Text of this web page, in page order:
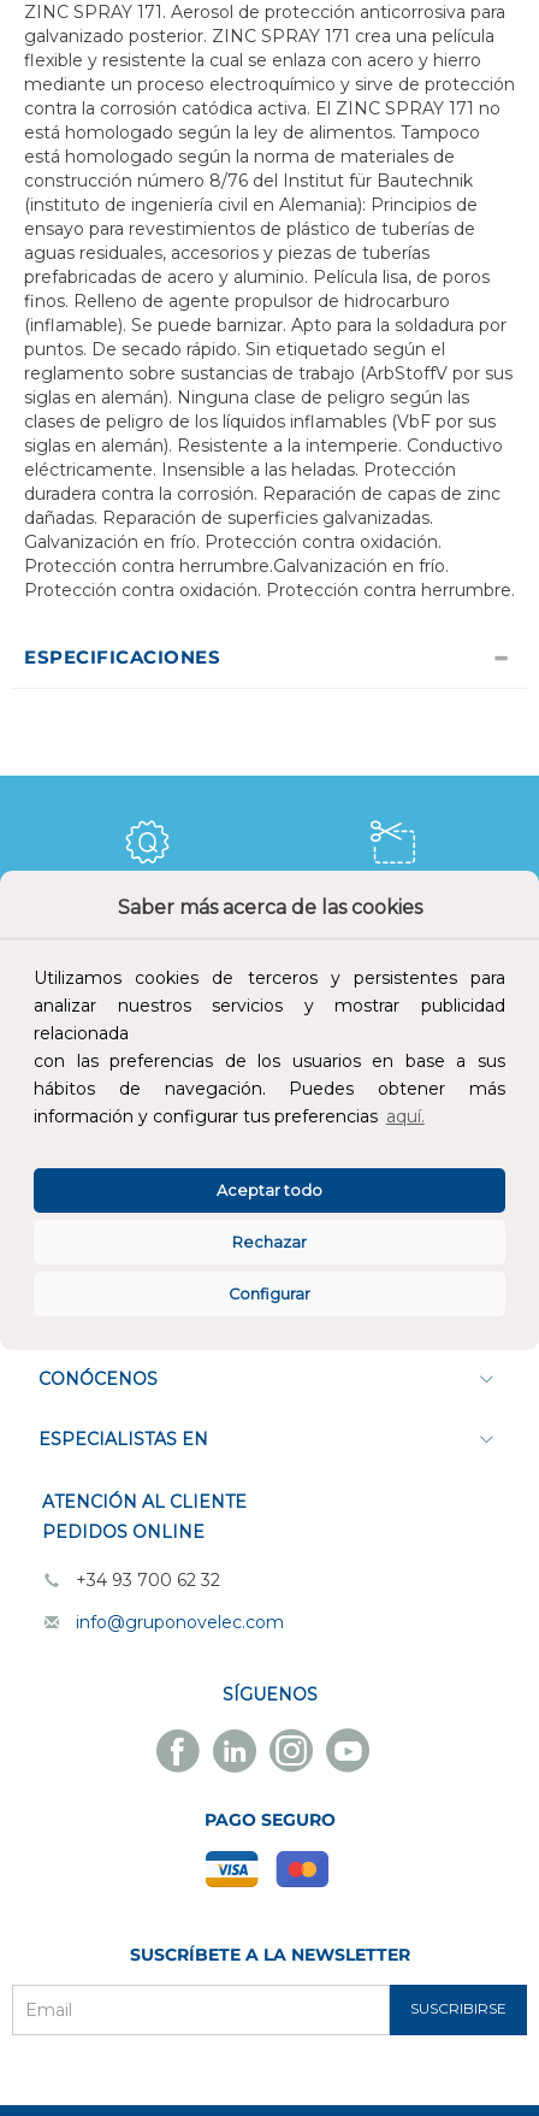
Saber más acerca de las cookies
Utilizamos cookies de terceros y persistentes para
analizar nuestros servicios y mostrar publicidad
relacionada
con las preferencias de los usuarios en base a sus
hábitos de navegación. Puedes obtener más
información y configurar tus preferencias aquí.
Configurar
Rechazar
Aceptar todo
ZINC SPRAY 171. Aerosol de protección anticorrosiva para
galvanizado posterior. ZINC SPRAY 171 crea una película
flexible y resistente la cual se enlaza con acero y hierro
mediante un proceso electroquímico y sirve de protección
contra la corrosión catódica activa. El ZINC SPRAY 171 no
está homologado según la ley de alimentos. Tampoco
está homologado según la norma de materiales de
construcción número 8/76 del Institut für Bautechnik
(instituto de ingeniería civil en Alemania): Principios de
ensayo para revestimientos de plástico de tuberías de
aguas residuales, accesorios y piezas de tuberías
prefabricadas de acero y aluminio. Película lisa, de poros
finos. Relleno de agente propulsor de hidrocarburo
(inflamable). Se puede barnizar. Apto para la soldadura por
puntos. De secado rápido. Sin etiquetado según el
reglamento sobre sustancias de trabajo (ArbStoffV por sus
siglas en alemán). Ninguna clase de peligro según las
clases de peligro de los líquidos inflamables (VbF por sus
siglas en alemán). Resistente a la intemperie. Conductivo
eléctricamente. Insensible a las heladas. Protección
duradera contra la corrosión. Reparación de capas de zinc
dañadas. Reparación de superficies galvanizadas.
Galvanización en frío. Protección contra oxidación.
Protección contra herrumbre.Galvanización en frío.
Protección contra oxidación. Protección contra herrumbre.
ESPECIFICACIONES
Calidad y precio Descuentos
Devoluciones Pago seguro
Atención al cliente
CONÓCENOS
ESPECIALISTAS EN
ATENCIÓN AL CLIENTE
PEDIDOS ONLINE
+34 93 700 62 32
info@gruponovelec.com
SÍGUENOS
Facebook
Novelec
Linkedin
Novelec
Instagram
Novelec
Youtube
Novelec
PAGO SEGURO
SUSCRÍBETE A LA NEWSLETTER
SUSCRIBIRSE